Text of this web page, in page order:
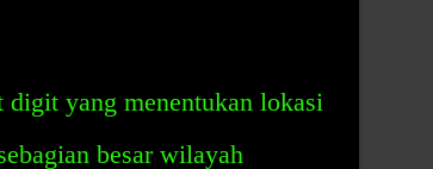
digit yang menentukan lokasi
besar wilayah